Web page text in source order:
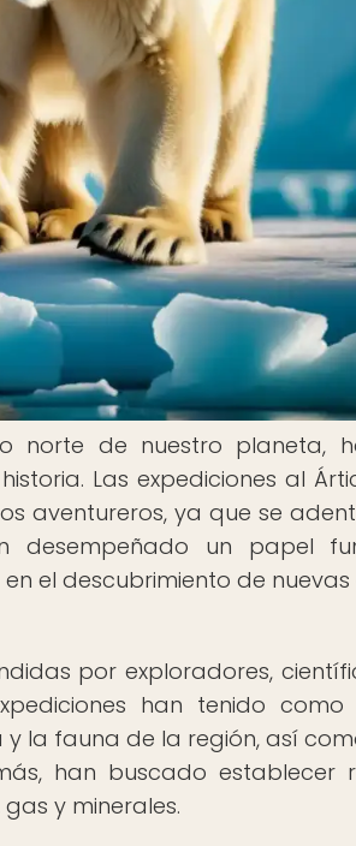
norte de nuestro planeta,
Las expediciones al
aventureros, ya que se
desempeñado un papel
el descubrimiento de nuevas
por exploradores,
han tenido como
la fauna de la región, así
han buscado establecer
y minerales.